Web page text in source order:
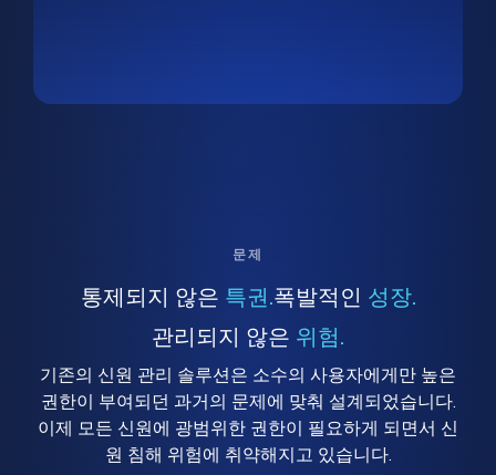
문제
통제되지 않은 특권. 폭발적인 성장.
관리되지 않은 위험.
기존의 신원 관리 솔루션은 소수의 사용자에게만 높은
권한이 부여되던 과거의 문제에 맞춰 설계되었습니다.
이제 모든 신원에 광범위한 권한이 필요하게 되면서 신
원 침해 위험에 취약해지고 있습니다.